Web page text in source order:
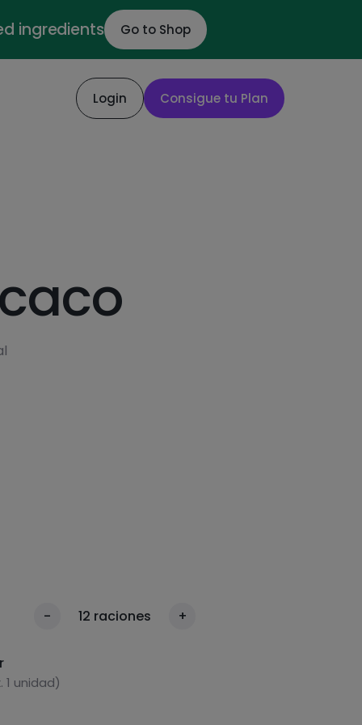
ingredients Go to Shop
Login Consigue tu Plan
- 12 raciones +
1 unidad)